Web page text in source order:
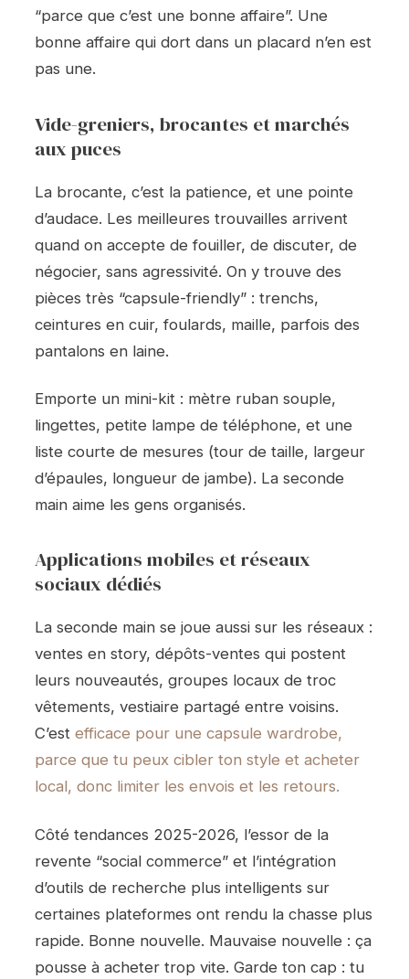
“parce que c’est une bonne affaire”. Une
bonne affaire qui dort dans un placard n’en est
pas une.
Vide-greniers, brocantes et marchés
aux puces
La brocante, c’est la patience, et une pointe
d’audace. Les meilleures trouvailles arrivent
quand on accepte de fouiller, de discuter, de
négocier, sans agressivité. On y trouve des
pièces très “capsule-friendly” : trenchs,
ceintures en cuir, foulards, maille, parfois des
pantalons en laine.
Emporte un mini-kit : mètre ruban souple,
lingettes, petite lampe de téléphone, et une
liste courte de mesures (tour de taille, largeur
d’épaules, longueur de jambe). La seconde
main aime les gens organisés.
Applications mobiles et réseaux
sociaux dédiés
La seconde main se joue aussi sur les réseaux :
ventes en story, dépôts-ventes qui postent
leurs nouveautés, groupes locaux de troc
vêtements, vestiaire partagé entre voisins.
C’est efficace pour une capsule wardrobe,
parce que tu peux cibler ton style et acheter
local, donc limiter les envois et les retours.
Côté tendances 2025-2026, l’essor de la
revente “social commerce” et l’intégration
d’outils de recherche plus intelligents sur
certaines plateformes ont rendu la chasse plus
rapide. Bonne nouvelle. Mauvaise nouvelle : ça
pousse à acheter trop vite. Garde ton cap : tu